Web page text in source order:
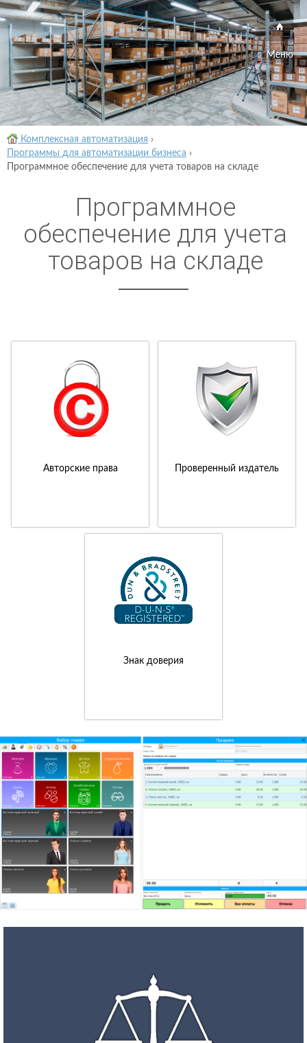
Меню
Комплексная автоматизация ›
Программы для автоматизации бизнеса ›
Программное обеспечение для учета товаров на складе
Программное
обеспечение для учета
товаров на складе
Авторские права Проверенный издатель
Знак доверия